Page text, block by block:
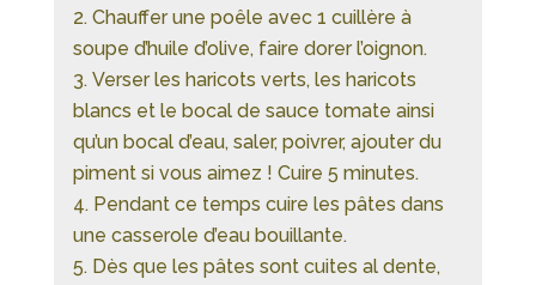
Chauffer une poêle avec 1 cuillère à
soupe d’huile d’olive, faire dorer l’oignon.
Verser les haricots verts, les haricots
blancs et le bocal de sauce tomate ainsi
qu’un bocal d’eau, saler, poivrer, ajouter du
piment si vous aimez ! Cuire 5 minutes.
Pendant ce temps cuire les pâtes dans
une casserole d’eau bouillante.
Dès que les pâtes sont cuites al dente,